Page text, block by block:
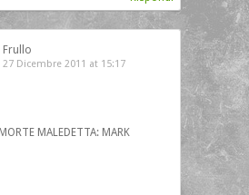
Frullo
27 Dicembre 2011 at 15:17
MALEDETTA: MARK